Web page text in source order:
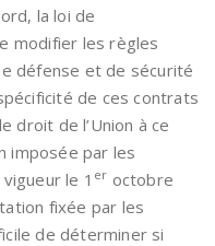
la loi de
modifier les règles
défense et de sécurité
de ces contrats
de l’Union à ce
imposée par les
le 1 er octobre
fixée par les
de déterminer si